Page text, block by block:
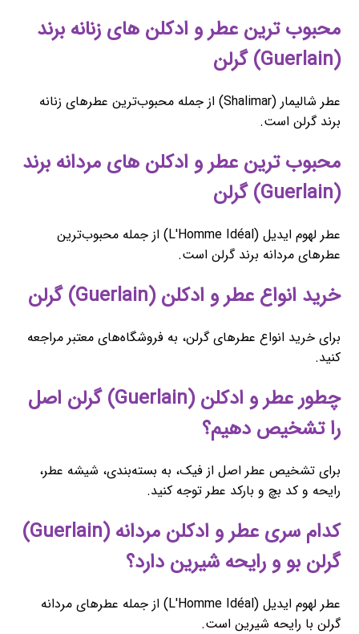
محبوب ‌ترین عطر و ادکلن های زنانه برند
(Guerlain) گرلن
عطر شالیمار (Shalimar) از جمله محبوب‌ترین عطرهای زنانه
برند گرلن است.
محبوب ‌ترین عطر و ادکلن های مردانه برند
(Guerlain) گرلن
عطر لهوم ایدیل (L'Homme Idéal) از جمله محبوب‌ترین
عطرهای مردانه برند گرلن است.
خرید انواع عطر و ادکلن (Guerlain) گرلن
برای خرید انواع عطرهای گرلن، به فروشگاه‌های معتبر مراجعه
کنید.
چطور عطر و ادکلن (Guerlain) گرلن اصل
را تشخیص دهیم؟
برای تشخیص عطر اصل از فیک، به بسته‌بندی، شیشه عطر،
رایحه و کد بچ و بارکد عطر توجه کنید.
کدام سری عطر و ادکلن مردانه (Guerlain)
گرلن بو و رایحه شیرین دارد؟
عطر لهوم ایدیل (L'Homme Idéal) از جمله عطرهای مردانه
گرلن با رایحه شیرین است.